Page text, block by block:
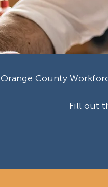
Orange County
Fill out